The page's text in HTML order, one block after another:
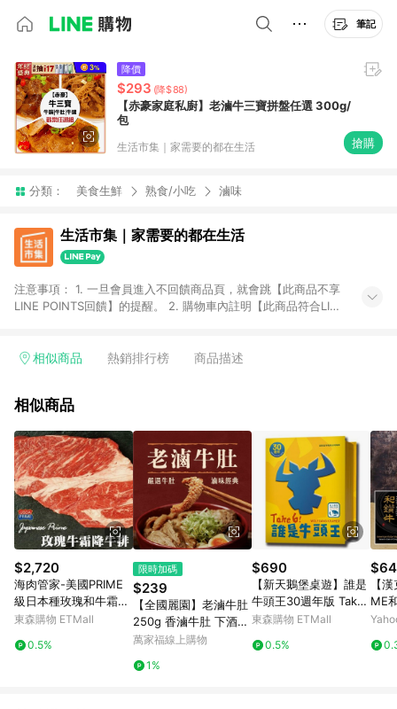
筆記
降價
$293 (降$88)
【赤豪家庭私廚】老滷牛三寶拼盤任選 300g/
包
生活市集｜家需要的都在生活 搶購
分類： 美食生鮮 熟食/小吃 滷味
生活市集｜家需要的都在生活
注意事項： 1. 一旦會員進入不回饋商品頁，就會跳【此商品不享
LINE POINTS回饋】的提醒。 2. 購物車內註明【此商品符合LINE
語，即不具贈點資格 [激省好物區網址：
若上方跳出0.5%回饋警示語，即為此類商品 [品牌活動區網址：
2019/9/23起，[Apple全系列商品]與[機車]不具贈點資格。 6. 帶
有「商城」標籤商品不具贈點資格 7. 需透過LINE購物前往並在同
一瀏覽器於24小時內結帳才享有回饋。 8. 點數將於廠商出貨後，
過鑑賞期，無取消訂單或退貨行為，30天前後發送。 9. 預購商
品、海外直送商品下單後，無取消訂單或退貨行為，點數於下單
後60天前後發送。 10. ios APP請更新至3.7.3才具贈點資格。 11.
android APP請更新至3.3.1才具贈點資格。
相似商品 熱銷排行榜 商品描述
相似商品
$2,720
海肉管家-美國PRIME
級日本種玫瑰和牛霜降
牛排(12包/每包約150g
東森購物 ETMall
0.5%
限時加碼
$239
【全國麗園】老滷牛肚
250g 香滷牛肚 下酒菜
開胃菜 滷味 小菜 熟食
調理包 冷凍食品
萬家福線上購物
1%
$690
【新天鵝堡桌遊】誰是
牛頭王30週年版 Take
6! 30th Anniversary
東森購物 ETMall
0.5%
【
ME